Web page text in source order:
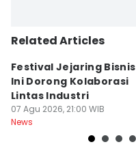
Related Articles
Festival Jejaring Bisnis
Ini Dorong Kolaborasi
Lintas Industri
07 Agu 2026, 21:00 WIB
News